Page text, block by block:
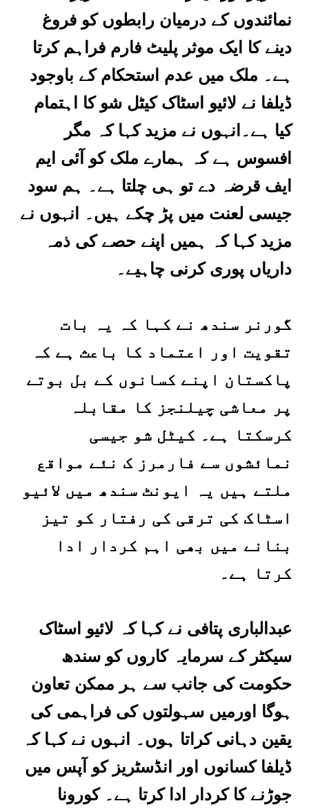
نمائندوں کے درمیان رابطوں کو فروغ
دینے کا ایک موثر پلیٹ فارم فراہم کرتا
ہے۔ ملک میں عدم استحکام کے باوجود
ڈیلفا نے لائیو اسٹاک کیٹل شو کا اہتمام
کیا ہے۔انہوں نے مزید کہا کہ مگر
افسوس ہے کہ ہمارے ملک کو آئی ایم
ایف قرضہ دے تو ہی چلتا ہے۔ ہم سود
جیسی لعنت میں پڑ چکے ہیں۔ انہوں نے
مزید کہا کہ ہمیں اپنے حصے کی ذمہ
داریاں پوری کرنی چاہیے۔
گورنر سندھ نے کہا کہ یہ بات
تقویت اور اعتماد کا باعث ہے کہ
پاکستان اپنے کسانوں کے بل بوتے
پر معاشی چیلنجز کا مقابلہ
کرسکتا ہے۔ کیٹل شو جیسی
نمائشوں سے فارمرز ک نئے مواقع
ملتے ہیں یہ ایونٹ سندھ میں لائیو
اسٹاک کی ترقی کی رفتار کو تیز
بنانے میں بھی اہم کردار ادا
کرتا ہے۔
عبدالباری پتافی نے کہا کہ لائیو اسٹاک
سیکٹر کے سرمایہ کاروں کو سندھ
حکومت کی جانب سے ہر ممکن تعاون
ہوگا اورمیں سہولتوں کی فراہمی کی
یقین دہانی کراتا ہوں۔ انہوں نے کہا کہ
ڈیلفا کسانوں اور انڈسٹریز کو آپس میں
جوڑنے کا کردار ادا کرتا ہے۔ کورونا